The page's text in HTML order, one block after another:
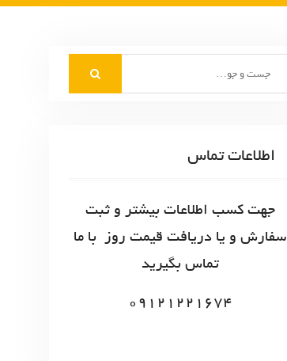
اطلاعات تماس
جهت کسب اطلاعات بیشتر و ثبت
سفارش و یا دریافت قیمت روز با ما
تماس بگیرید
09121221674